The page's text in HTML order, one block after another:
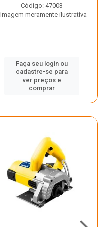
Código: 47003
meramente ilustrativa
Faça seu login ou
cadastre-se para
ver preços e
comprar